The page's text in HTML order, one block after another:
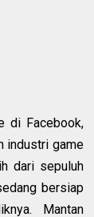
di Facebook,
industri game
dari sepuluh
bersiap
Mantan